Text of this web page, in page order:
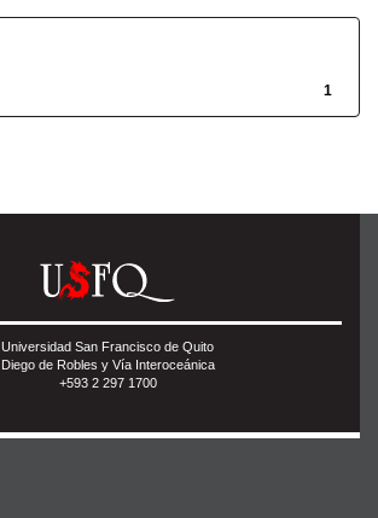
1
Universidad San Francisco de Quito
Diego de Robles y Vía Interoceánica
+593 2 297 1700